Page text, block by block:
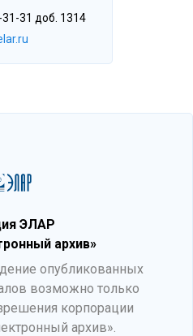
31 доб. 1314
ЭЛАР
архив»
опубликованных
возможно только
корпорации
архив».